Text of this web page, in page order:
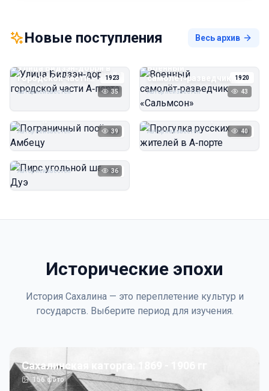
Новые поступления Весь архив
1923
Улица Бидзэн‑дорри в
городской части
А‑порта
Автор неизвестен 35
1920
Военный
самолёт‑разведчик
«Сальмсон»
Автор неизвестен 43
1923
Автор неизвестен 39 1923
Прогулка русских
Автор неизвестен 40
1923
Пирс угольной шахты
Автор неизвестен 36
Исторические эпохи
История Сахалина — это переплетение культур и
государств. Выберите период для изучения.
Сахалинская каторга: 1869 - 1906 гг
156фото